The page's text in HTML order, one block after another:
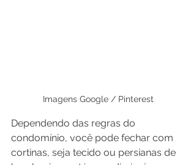
Imagens Google / Pinterest
Dependendo das regras do
condomínio, você pode fechar com
cortinas, seja tecido ou persianas de